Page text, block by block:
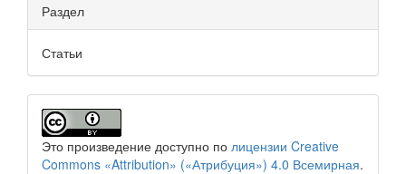
Раздел
Статьи
Это произведение доступно по лицензии Creative
Commons «Attribution» («Атрибуция») 4.0 Всемирная.